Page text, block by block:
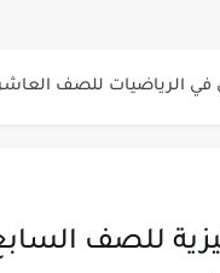
في الرياضيات للصف العاشر
العربية الصف العاشر